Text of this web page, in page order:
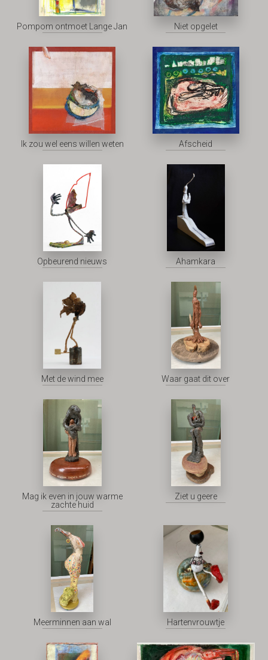
Pompom ontmoet Lange Jan Niet opgelet
Ik zou wel eens willen weten Afscheid
Opbeurend nieuws Ahamkara
Met de wind mee Waar gaat dit over
Mag ik even in jouw warme
zachte huid
Ziet u geere
Meerminnen aan wal Hartenvrouwtje